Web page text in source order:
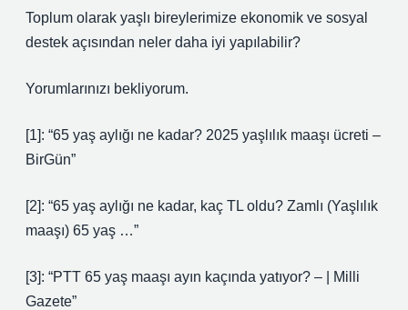
Toplum olarak yaşlı bireylerimize ekonomik ve sosyal
destek açısından neler daha iyi yapılabilir?
Yorumlarınızı bekliyorum.
[1]: “65 yaş aylığı ne kadar? 2025 yaşlılık maaşı ücreti –
BirGün”
[2]: “65 yaş aylığı ne kadar, kaç TL oldu? Zamlı (Yaşlılık
maaşı) 65 yaş …”
[3]: “PTT 65 yaş maaşı ayın kaçında yatıyor? – | Milli
Gazete”